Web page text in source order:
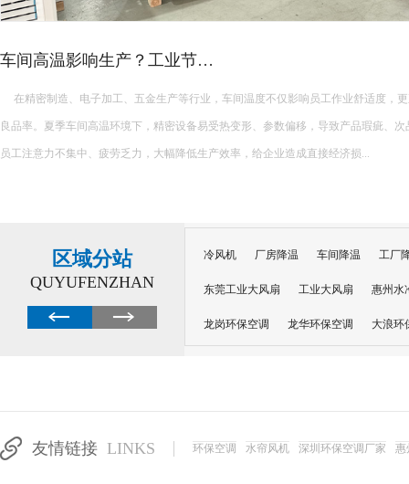
车间高温影响生产？工业节…
在精密制造、电子加工、五金生产等行业，车间温度不仅影响员工作业舒适度，
良品率。夏季车间高温环境下，精密设备易受热变形、参数偏移，导致产品瑕疵、
员工注意力不集中、疲劳乏力，大幅降低生产效率，给企业造成直接经济损...
区域分站
QUYUFENZHAN
冷风机 厂房降温 车间降温 工厂
东莞工业大风扇 工业大风扇 惠州水
龙岗环保空调 龙华环保空调 大浪环
友情链接 LINKS 环保空调 水帘风机 深圳环保空调厂家 惠